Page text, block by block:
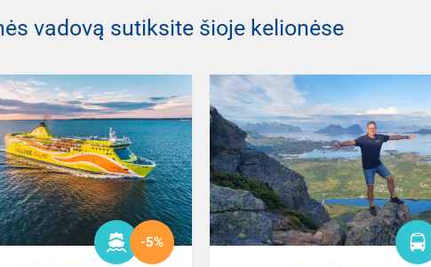
vadovą sutiksite šioje kelionėse
-5%